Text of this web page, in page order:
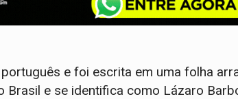
e foi escrita em uma folha
Brasil e se identifica como Lázaro